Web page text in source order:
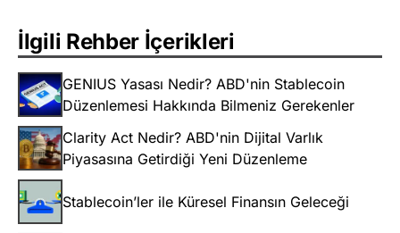
İlgili Rehber İçerikleri
GENIUS Yasası Nedir? ABD'nin Stablecoin
Düzenlemesi Hakkında Bilmeniz Gerekenler
Clarity Act Nedir? ABD'nin Dijital Varlık
Piyasasına Getirdiği Yeni Düzenleme
Stablecoin’ler ile Küresel Finansın Geleceği